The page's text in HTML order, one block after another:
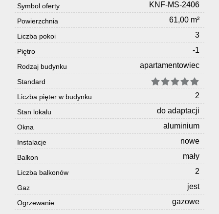
Symbol oferty KNF-MS-2406
Powierzchnia 61,00 m²
Liczba pokoi 3
Piętro -1
Rodzaj budynku apartamentowiec
Standard
Liczba pięter w budynku
2
Stan lokalu do adaptacji
Okna aluminium
Instalacje nowe
Balkon mały
Liczba balkonów 2
Gaz jest
Ogrzewanie gazowe